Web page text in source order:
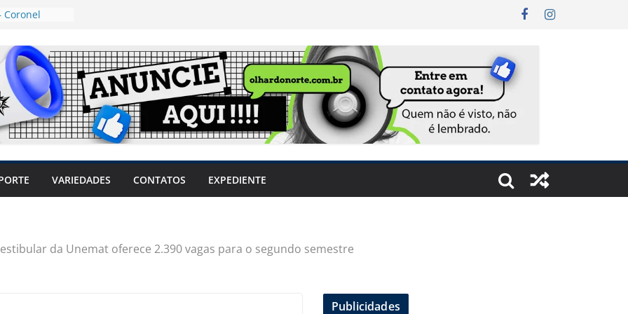
Coronel
mulheres
travar o
produtores
sem
sintomas,
VARIEDADES CONTATOS EXPEDIENTE
da Unemat oferece 2.390 vagas para o segundo semestre
Publicidades